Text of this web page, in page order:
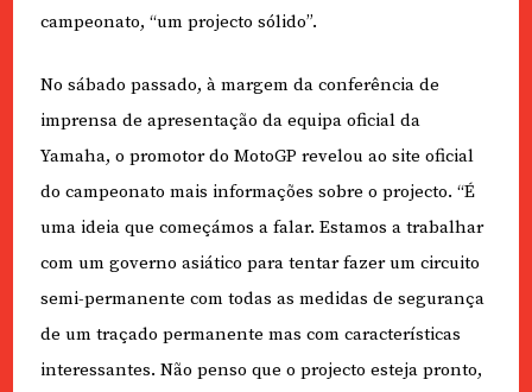
campeonato, “um projecto sólido”.
No sábado passado, à margem da conferência de
imprensa de apresentação da equipa oficial da
Yamaha, o promotor do MotoGP revelou ao site oficial
do campeonato mais informações sobre o projecto. “É
uma ideia que começámos a falar. Estamos a trabalhar
com um governo asiático para tentar fazer um circuito
semi-permanente com todas as medidas de segurança
de um traçado permanente mas com características
interessantes. Não penso que o projecto esteja pronto,